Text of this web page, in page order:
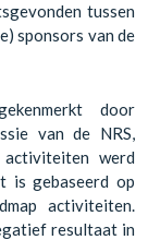
tussen
sponsors van de
door
van de NRS,
werd
is gebaseerd op
activiteiten.
resultaat in